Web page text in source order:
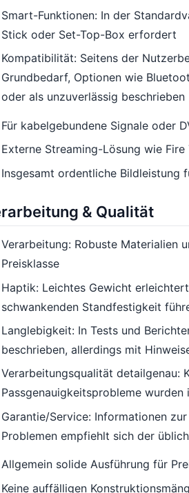
Smart-Funktionen: In der
Stick oder Set-Top-Box erfordert
Kompatibilität: Seitens der
Grundbedarf, Optionen wie
oder als unzuverlässig beschrieben
Für kabelgebundene Signale oder
Externe Streaming-Lösung wie
Insgesamt ordentliche Bildleistung
& Qualität
Verarbeitung: Robuste Materialien
Preisklasse
Haptik: Leichtes Gewicht
schwankenden Standfestigkeit
Langlebigkeit: In Tests und
beschrieben, allerdings mit
Verarbeitungsqualität detailgenau:
Passgenauigkeitsprobleme
Garantie/Service: Informationen
Problemen empfiehlt sich der
Allgemein solide Ausführung für
Keine auffälligen